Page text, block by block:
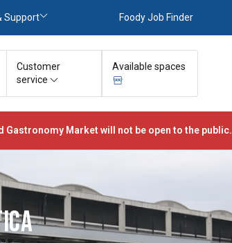
Support Foody Job Finder
Customer
service
Available spaces
Gastronomy Market will not be open to the public.